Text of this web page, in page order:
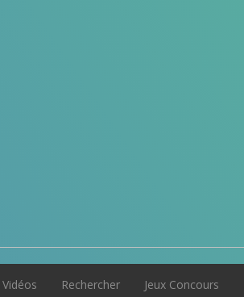
Vidéos Rechercher Jeux Concours